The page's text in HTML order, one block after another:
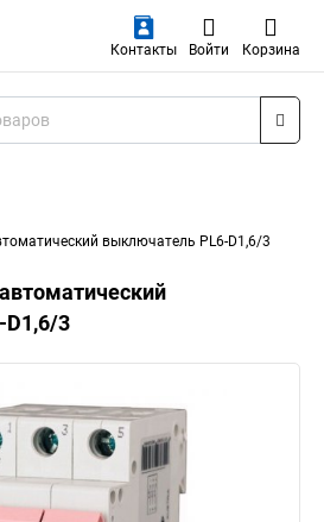
Контакты Войти Корзина
выключатель PL6-D1,6/3
3